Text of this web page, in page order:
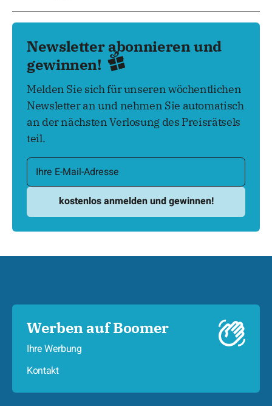
Newsletter abonnieren und
gewinnen!
Melden Sie sich für unseren wöchentlichen
Newsletter an und nehmen Sie automatisch
an der nächsten Verlosung des Preisrätsels
teil.
Werben auf Boomer
Ihre Werbung
Kontakt